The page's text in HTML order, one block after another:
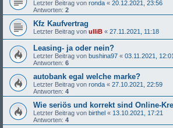
Letzter Beitrag von ronda « 20.12.2021, 23:56
Antworten: 2
Kfz Kaufvertrag
Letzter Beitrag von ulliB « 27.11.2021, 11:18
Leasing- ja oder nein?
Letzter Beitrag von bushina97 « 03.11.2021, 12:01
Antworten: 6
autobank egal welche marke?
Letzter Beitrag von ronda « 27.10.2021, 22:59
Antworten: 4
Wie seriös und korrekt sind Online-
Letzter Beitrag von birthel « 13.10.2021, 17:21
Antworten: 4